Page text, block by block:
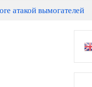
атакой вымогателей